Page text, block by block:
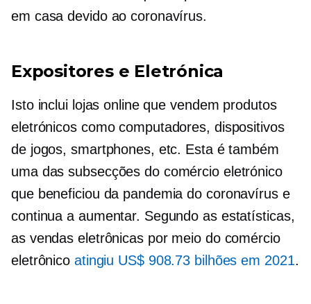
em casa devido ao coronavírus.
Expositores e Eletrónica
Isto inclui lojas online que vendem produtos
eletrónicos como computadores, dispositivos
de jogos, smartphones, etc. Esta é também
uma das subsecções do comércio eletrónico
que beneficiou da pandemia do coronavírus e
continua a aumentar. Segundo as estatísticas,
as vendas eletrônicas por meio do comércio
eletrônico atingiu US$ 908.73 bilhões em 2021.